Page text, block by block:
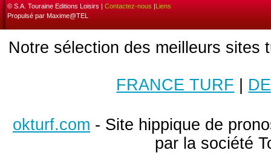
© S.A. Touraine Editions Loisirs | Contactez-nous |Liens
Propulsé par Maxime@TEL
Notre sélection des meilleurs sites
FRANCE TURF
okturf.com - Site hippique de
par la société